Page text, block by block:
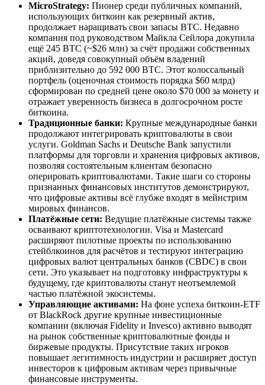
MicroStrategy: Пионер среди публичных компаний,
использующих биткоин как резервный актив,
продолжает наращивать свои запасы BTC. Недавно
компания под руководством Майкла Сейлора докупила
ещё 245 BTC (~$26 млн) за счёт продажи собственных
акций, доведя совокупный объём владений
приблизительно до 592 000 BTC. Этот колоссальный
портфель (оценочная стоимость порядка $60 млрд)
сформирован по средней цене около $70 000 за монету и
отражает уверенность бизнеса в долгосрочном росте
биткоина.
Традиционные банки: Крупные международные банки
продолжают интегрировать криптовалюты в свои
услуги. Goldman Sachs и Deutsche Bank запустили
платформы для торговли и хранения цифровых активов,
позволяя состоятельным клиентам безопасно
оперировать криптовалютами. Такие шаги со стороны
признанных финансовых институтов демонстрируют,
что цифровые активы всё глубже входят в мейнстрим
мировых финансов.
Платёжные сети: Ведущие платёжные системы также
осваивают криптотехнологии. Visa и Mastercard
расширяют пилотные проекты по использованию
стейблкоинов для расчётов и тестируют интеграцию
цифровых валют центральных банков (CBDC) в свои
сети. Это указывает на подготовку инфраструктуры к
будущему, где криптовалюты станут неотъемлемой
частью платёжной экосистемы.
Управляющие активами: На фоне успеха биткоин-ETF
от BlackRock другие крупные инвестиционные
компании (включая Fidelity и Invesco) активно выводят
на рынок собственные криптовалютные фонды и
биржевые продукты. Присутствие таких игроков
повышает легитимность индустрии и расширяет доступ
инвесторов к цифровым активам через привычные
финансовые инструменты.